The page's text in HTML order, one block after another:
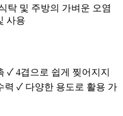
탁 및 주방의 가벼운 오염
사용
✓ 4겹으로 쉽게 찢어지지
력 ✓ 다양한 용도로 활용 가